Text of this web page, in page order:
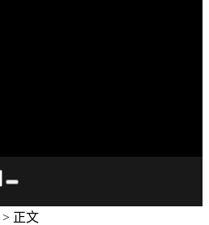
> 正文